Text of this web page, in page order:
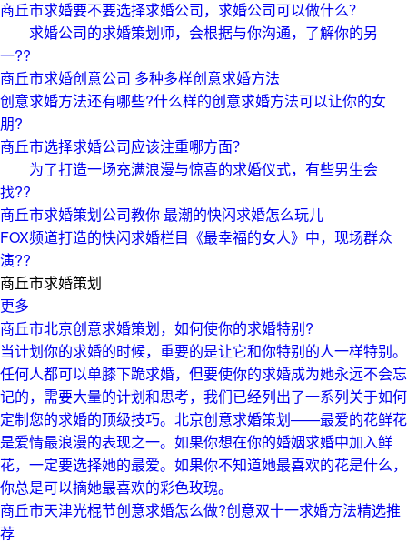
商丘市求婚要不要选择求婚公司，求婚公司可以做什么？
求婚公司的求婚策划师，会根据与你沟通，了解你的另
一??
商丘市求婚创意公司 多种多样创意求婚方法
创意求婚方法还有哪些?什么样的创意求婚方法可以让你的女
朋?
商丘市选择求婚公司应该注重哪方面？
为了打造一场充满浪漫与惊喜的求婚仪式，有些男生会
找??
商丘市求婚策划公司教你 最潮的快闪求婚怎么玩儿
FOX频道打造的快闪求婚栏目《最幸福的女人》中，现场群众
演??
商丘市求婚策划
更多
商丘市北京创意求婚策划，如何使你的求婚特别?
当计划你的求婚的时候，重要的是让它和你特别的人一样特别。
任何人都可以单膝下跪求婚，但要使你的求婚成为她永远不会忘
记的，需要大量的计划和思考，我们已经列出了一系列关于如何
定制您的求婚的顶级技巧。北京创意求婚策划——最爱的花鲜花
是爱情最浪漫的表现之一。如果你想在你的婚姻求婚中加入鲜
花，一定要选择她的最爱。如果你不知道她最喜欢的花是什么，
你总是可以摘她最喜欢的彩色玫瑰。
商丘市天津光棍节创意求婚怎么做?创意双十一求婚方法精选推
荐